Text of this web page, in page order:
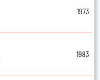
1973
1983